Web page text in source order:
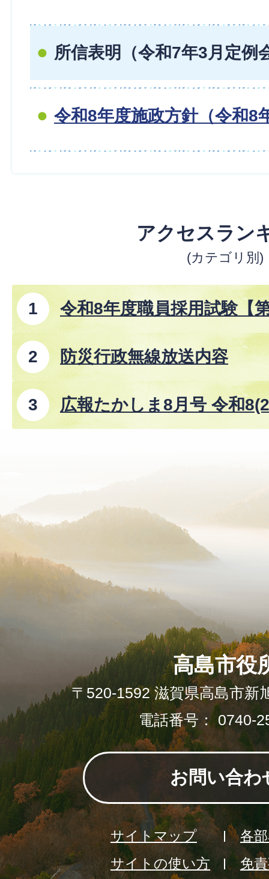
所信表明（令和7年3月定例
令和8年度施政方針（令和8
アクセスラン
(カテゴリ別)
令和8年度職員採用試験【
防災行政無線放送内容
広報たかしま8月号 令和
高島市役
〒520-1592 滋賀県高島市新
電話番号： 0740-
お問い合わ
サイトマップ
各
サイトの使い方
免